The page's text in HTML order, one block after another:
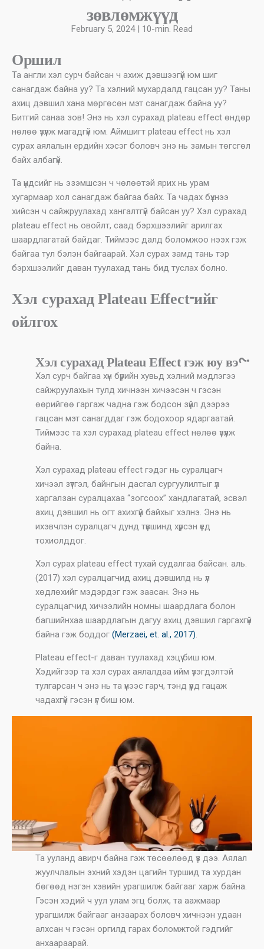
зөвлөмжүүд
February 5, 2024 | 10-min. Read
Оршил
Та англи хэл сурч байсан ч ахиж дэвшээгүй юм шиг
санагдаж байна уу? Та хэлний мухардалд гацсан уу? Таны
ахиц дэвшил хана мөргөсөн мэт санагдаж байна уу?
Битгий санаа зов! Энэ нь хэл сурахад plateau effect өндөр
нөлөө үзүүлж магадгүй юм. Аймшигт plateau effect нь хэл
сурах аялалын ердийн хэсэг боловч энэ нь замын төгсгөл
байх албагүй.
Та үндсийг нь эзэмшсэн ч чөлөөтэй ярих нь урам
хугармаар хол санагдаж байгаа байх. Та чадах бүхнээ
хийсэн ч сайжруулахад хангалтгүй байсан уу? Хэл сурахад
plateau effect нь овойлт, саад бэрхшээлийг арилгах
шаардлагатай байдаг. Тиймээс далд боломжоо нээх гэж
байгаа тул бэлэн байгаарай. Хэл сурах замд тань тэр
бэрхшээлийг даван туулахад тань бид туслах болно.
Хэл сурахад Plateau Effect-ийг
ойлгох
Хэл сурахад Plateau Effect гэж юу вэ?
Хэл сурч байгаа хүн бүрийн хувьд хэлний мэдлэгээ
сайжруулахын тулд хичнээн хичээсэн ч гэсэн
өөрийгөө гаргаж чадна гэж бодсон зүйл дээрээ
гацсан мэт санагддаг гэж бодохоор ядаргаатай.
Тиймээс та хэл сурахад plateau effect нөлөө үзүүлж
байна.
Хэл сурахад plateau effect гэдэг нь суралцагч
хичээл зүтгэл, байнгын дасгал сургуулилтыг үл
харгалзан суралцахаа “зогсоох” хандлагатай, эсвэл
ахиц дэвшил нь огт ахихгүй байхыг хэлнэ. Энэ нь
ихэвчлэн суралцагч дунд түвшинд хүрсэн үед
тохиолддог.
Хэл сурах plateau effect тухай судалгаа байсан. аль.
(2017) хэл суралцагчид ахиц дэвшилд нь үл
хөдлөхийг мэдэрдэг гэж заасан. Энэ нь
суралцагчид хичээлийн номны шаардлага болон
багшийнхаа шаардлагын дагуу ахиц дэвшил гаргахгүй
байна гэж боддог (Merzaei, et. al., 2017).
Plateau effect-г даван туулахад хэцүү биш юм.
Хэдийгээр та хэл сурах аялалдаа ийм үзэгдэлтэй
тулгарсан ч энэ нь та үүнээс гарч, тэнд үүрд гацаж
чадахгүй гэсэн үг биш юм.
Та ууланд авирч байна гэж төсөөлөөд үз дээ. Аялал
жуулчлалын эхний хэдэн цагийн туршид та хурдан
бөгөөд нэгэн хэвийн урагшилж байгааг харж байна.
Гэсэн хэдий ч уул улам эгц болж, та аажмаар
урагшилж байгааг анзаарах боловч хичнээн удаан
алхсан ч гэсэн оргилд гарах боломжтой гэдгийг
анхаараарай.